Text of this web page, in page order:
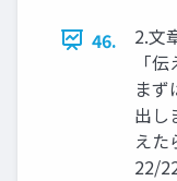
46.
2.文
「
まず
出し
えた
22/